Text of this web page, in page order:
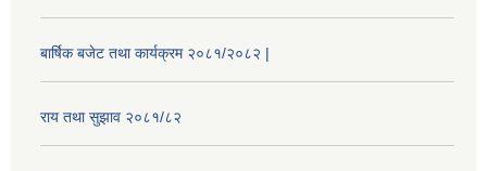
बार्षिक बजेट तथा कार्यक्रम २०८१/२०८२ |
राय तथा सुझाव २०८१/८२